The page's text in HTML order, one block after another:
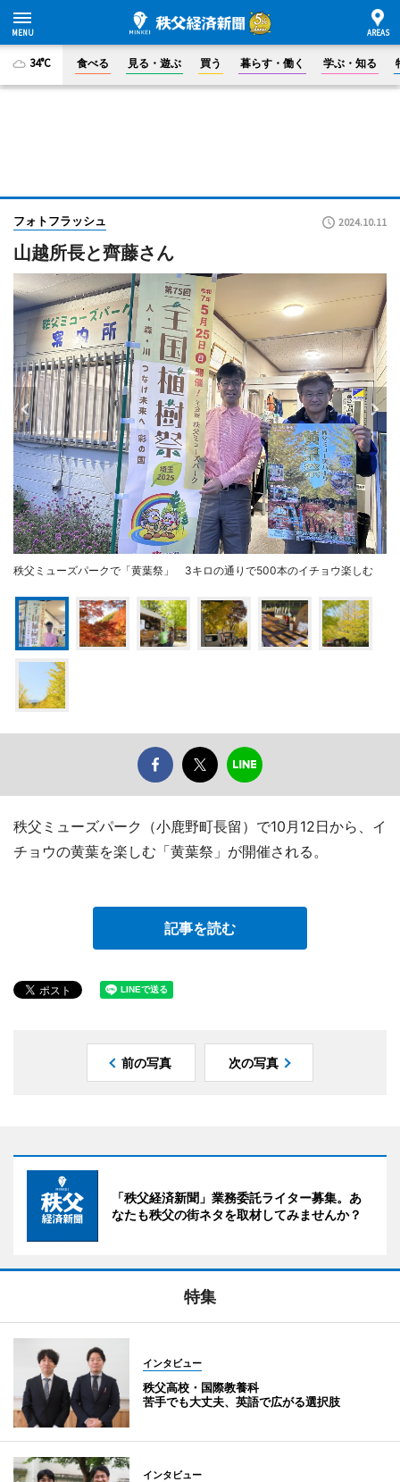
34°C 食べる 見る・遊ぶ 買う 暮らす・働く 学ぶ・知る
フォトフラッシュ 2024.10.11
山越所長と齊藤さん
秩父ミューズパークで「黄葉祭」 3キロの通りで500本のイチョウ楽しむ
秩父ミューズパーク（小鹿野町長留）で10月12日から、イ
チョウの黄葉を楽しむ「黄葉祭」が開催される。
記事を読む
前の写真 次の写真
「秩父経済新聞」業務委託ライター募集。あ
なたも秩父の街ネタを取材してみませんか？
特集
インタビュー
秩父高校・国際教養科
苦手でも大丈夫、英語で広がる選択肢
インタビュー